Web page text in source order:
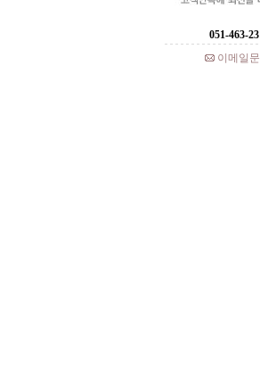
051-463-
이메일문